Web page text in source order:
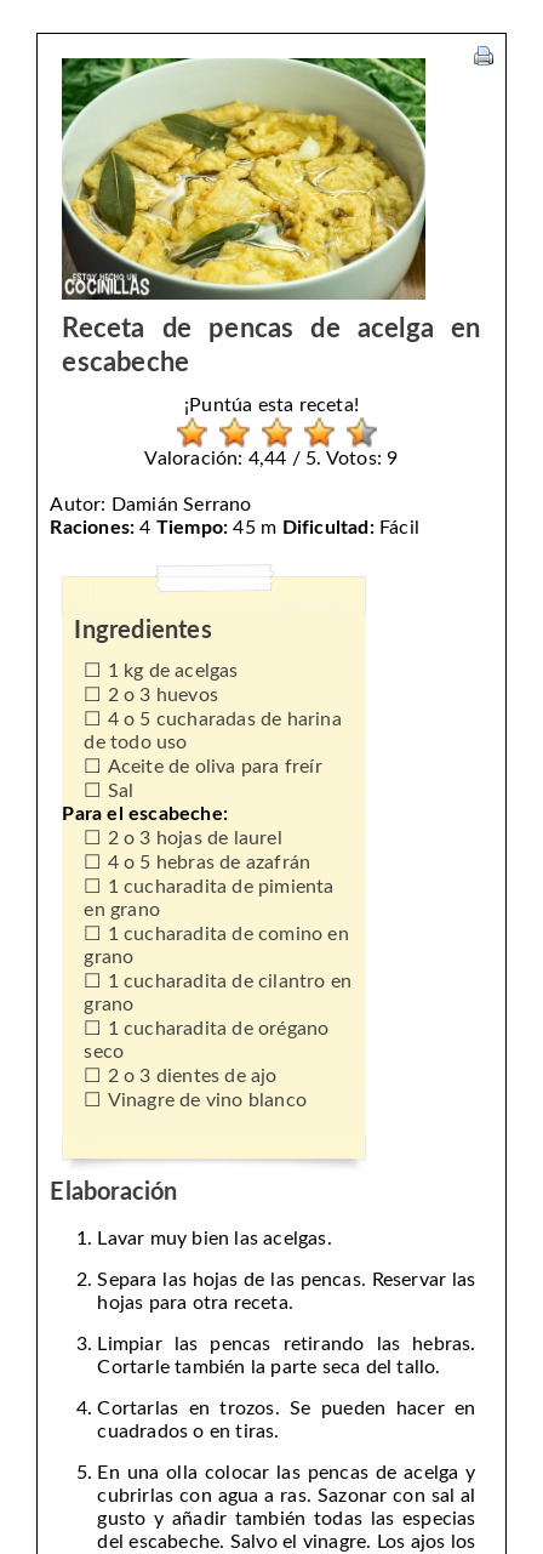
Receta de pencas de acelga en
escabeche
¡Puntúa esta receta!
Valoración: 4,44 / 5. Votos: 9
Autor: Damián Serrano
Raciones: 4 Tiempo: 45 m Dificultad:Fácil
Ingredientes
1 kg de acelgas
2 o 3 huevos
4 o 5 cucharadas de harina
de todo uso
Aceite de oliva para freír
Sal
Para el escabeche:
2 o 3 hojas de laurel
4 o 5 hebras de azafrán
1 cucharadita de pimienta
en grano
1 cucharadita de comino en
grano
1 cucharadita de cilantro en
grano
1 cucharadita de orégano
seco
2 o 3 dientes de ajo
Vinagre de vino blanco
Elaboración
Lavar muy bien las acelgas.
Separa las hojas de las pencas. Reservar las
hojas para otra receta.
Limpiar las pencas retirando las hebras.
Cortarle también la parte seca del tallo.
Cortarlas en trozos. Se pueden hacer en
cuadrados o en tiras.
En una olla colocar las pencas de acelga y
cubrirlas con agua a ras. Sazonar con sal al
gusto y añadir también todas las especias
del escabeche. Salvo el vinagre. Los ajos los